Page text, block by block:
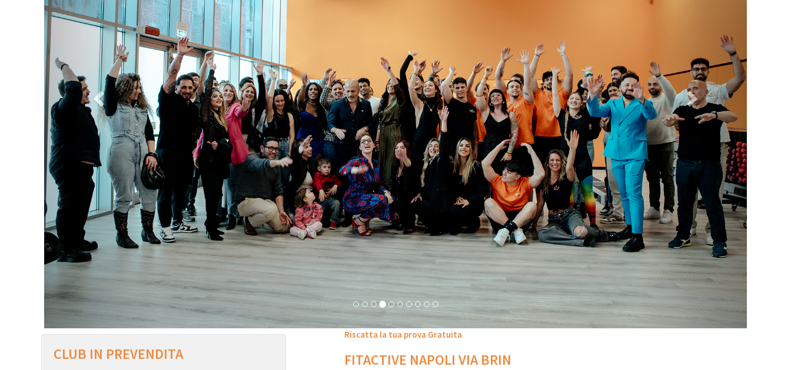
CLUB IN PREVENDITA
Riscatta la tua prova Gratuita
FITACTIVE NAPOLI VIA BRIN